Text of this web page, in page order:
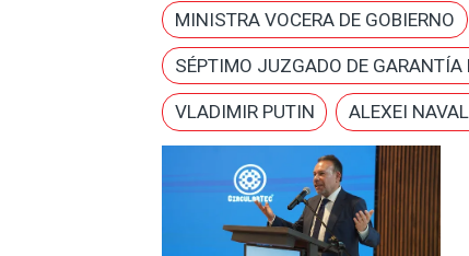
MINISTRA VOCERA DE GOBIERNO
SÉPTIMO JUZGADO DE GARANTÍA
VLADIMIR PUTIN ALEXEI